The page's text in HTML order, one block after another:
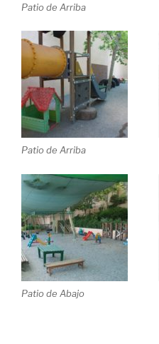
Patio de Arriba
Patio de Arriba
Patio de Abajo